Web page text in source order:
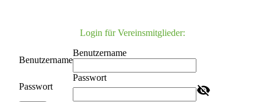
Login für Vereinsmitglieder:
Benutzername
Benutzername
Passwort
Passwort